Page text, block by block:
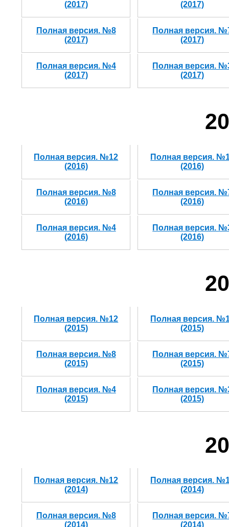
(2017) (2017)
Полная версия. №8
(2017)
Полная версия.
(2017)
Полная версия. №4
(2017)
Полная версия.
(2017)
Полная версия. №12
(2016)
Полная версия.
(2016)
Полная версия. №8
(2016)
Полная версия.
(2016)
Полная версия. №4
(2016)
Полная версия.
(2016)
Полная версия. №12
(2015)
Полная версия.
(2015)
Полная версия. №8
(2015)
Полная версия.
(2015)
Полная версия. №4
(2015)
Полная версия.
(2015)
Полная версия. №12
(2014)
Полная версия.
(2014)
Полная версия. №8
(2014)
Полная версия.
(2014)